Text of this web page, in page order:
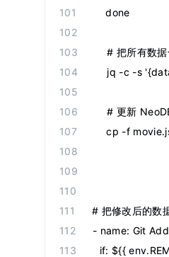
    done
# 把所有数
jq -c -s
# 更新
cp -f
# 把修改后的数
- name: Git
  if
: ${{